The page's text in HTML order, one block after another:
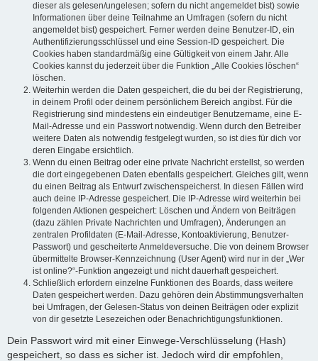
dieser als gelesen/ungelesen; sofern du nicht angemeldet bist) sowie
Informationen über deine Teilnahme an Umfragen (sofern du nicht
angemeldet bist) gespeichert. Ferner werden deine Benutzer-ID, ein
Authentifizierungsschlüssel und eine Session-ID gespeichert. Die
Cookies haben standardmäßig eine Gültigkeit von einem Jahr. Alle
Cookies kannst du jederzeit über die Funktion „Alle Cookies löschen“
löschen.
Weiterhin werden die Daten gespeichert, die du bei der Registrierung,
in deinem Profil oder deinem persönlichem Bereich angibst. Für die
Registrierung sind mindestens ein eindeutiger Benutzername, eine E-
Mail-Adresse und ein Passwort notwendig. Wenn durch den Betreiber
weitere Daten als notwendig festgelegt wurden, so ist dies für dich vor
deren Eingabe ersichtlich.
Wenn du einen Beitrag oder eine private Nachricht erstellst, so werden
die dort eingegebenen Daten ebenfalls gespeichert. Gleiches gilt, wenn
du einen Beitrag als Entwurf zwischenspeicherst. In diesen Fällen wird
auch deine IP-Adresse gespeichert. Die IP-Adresse wird weiterhin bei
folgenden Aktionen gespeichert: Löschen und Ändern von Beiträgen
(dazu zählen Private Nachrichten und Umfragen), Änderungen an
zentralen Profildaten (E-Mail-Adresse, Kontoaktivierung, Benutzer-
Passwort) und gescheiterte Anmeldeversuche. Die von deinem Browser
übermittelte Browser-Kennzeichnung (User Agent) wird nur in der „Wer
ist online?“-Funktion angezeigt und nicht dauerhaft gespeichert.
Schließlich erfordern einzelne Funktionen des Boards, dass weitere
Daten gespeichert werden. Dazu gehören dein Abstimmungsverhalten
bei Umfragen, der Gelesen-Status von deinen Beiträgen oder explizit
von dir gesetzte Lesezeichen oder Benachrichtigungsfunktionen.
Dein Passwort wird mit einer Einwege-Verschlüsselung (Hash)
gespeichert, so dass es sicher ist. Jedoch wird dir empfohlen,